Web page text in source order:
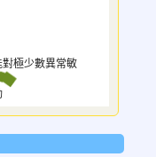
極少數異常敏